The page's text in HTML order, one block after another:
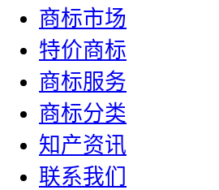
商标市场
特价商标
商标服务
商标分类
知产资讯
联系我们